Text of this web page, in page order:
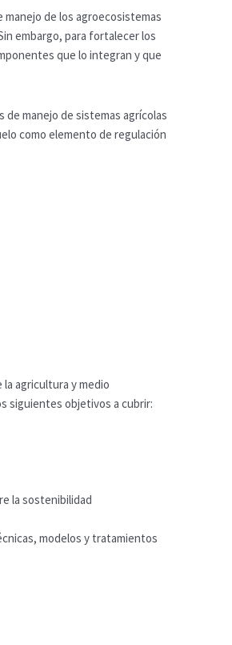
de los agroecosistemas
embargo, para fortalecer los
que lo integran y que
manejo de sistemas agrícolas
como elemento de regulación
agricultura y medio
siguientes objetivos a cubrir:
la sostenibilidad
modelos y tratamientos